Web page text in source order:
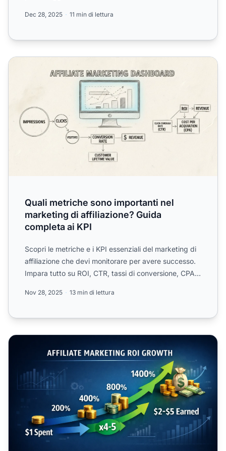
Dec 28, 2025 11 min di lettura
Quali metriche sono importanti nel marketing di
Quali metriche sono importanti nel
marketing di affiliazione? Guida
completa ai KPI
Scopri le metriche e i KPI essenziali del marketing di
affiliazione che devi monitorare per avere successo.
Impara tutto su ROI, CTR, tassi di conversione, CPA
Nov 28, 2025 13 min di lettura
ROI medio affiliate marketing: statistiche 2026